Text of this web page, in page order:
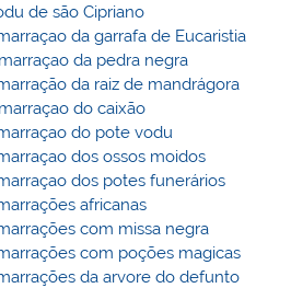
de são Cipriano
da garrafa de Eucaristia
da pedra negra
da raiz de mandrágora
do caixão
do pote vodu
dos ossos moidos
dos potes funerários
africanas
com missa negra
com poções magicas
da arvore do defunto